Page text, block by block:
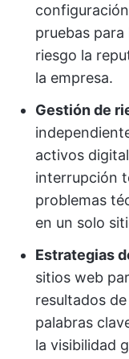
pruebas
riesgo la
la empresa.
Gestión de
activos
interrupción
problemas
en un solo
Estrategias
sitios web
resultados
palabras
la visibilidad